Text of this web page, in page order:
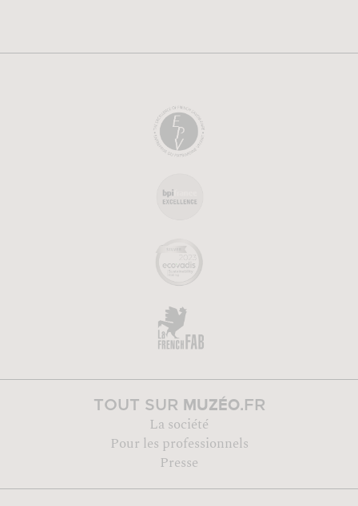
TOUT SUR MUZÉO.FR
La société
Pour les professionnels
Presse